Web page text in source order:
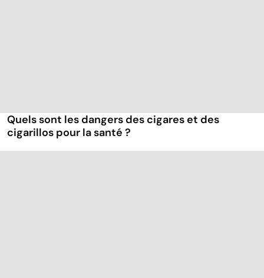
Quels sont les dangers des cigares et des
cigarillos pour la santé ?